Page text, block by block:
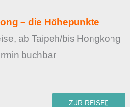
– die Höhepunkte
ab Taipeh/bis Hongkong
buchbar
ZUR REISE